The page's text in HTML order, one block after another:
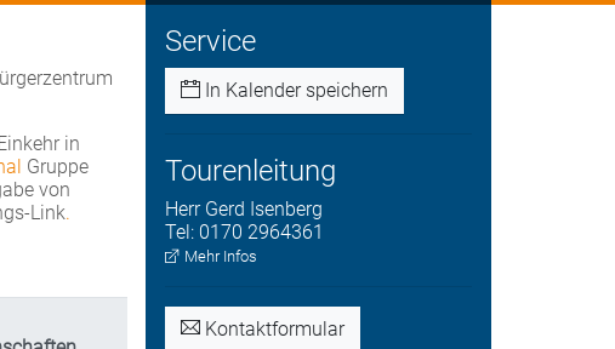
Service
In Kalender speichern
Tourenleitung
Herr Gerd Isenberg
Tel: 0170 2964361
Mehr Infos
Kontaktformular
in
Gruppe
von
Link.